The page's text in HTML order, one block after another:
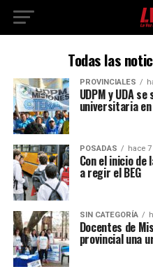
Todas las
PROVINCIALES
UDPM y UDA
universitaria en
POSADAS hace
Con el inicio de
a regir el BEG
SIN CATEGORÍA
Docentes de
provincial una